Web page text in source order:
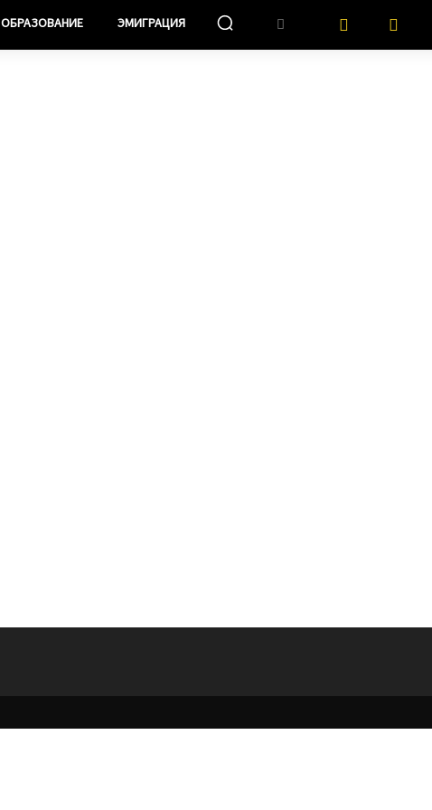
ОБРАЗОВАНИЕ ЭМИГРАЦИЯ